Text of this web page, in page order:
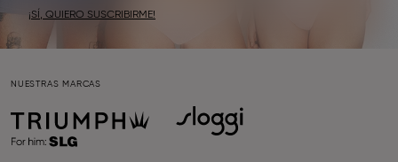
¡SÍ, QUIERO SUSCRIBIRME!
NUESTRAS MARCAS